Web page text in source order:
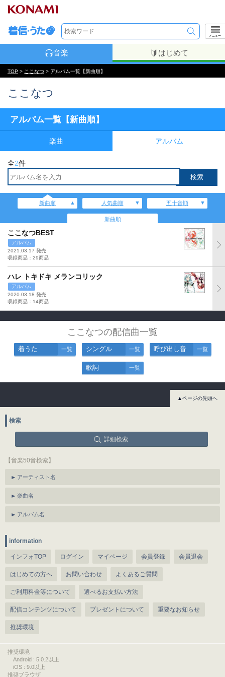
メニュー
音楽 はじめて
TOP > ここなつ > アルバム一覧【新曲順】
ここなつ
アルバム一覧【新曲順】
楽曲 アルバム
全2件
新曲順 人気曲順 五十音順
新曲順
ここなつBEST
アルバム
2021.03.17 発売
収録商品：29商品
ハレ トキドキ メランコリック
アルバム
2020.03.18 発売
収録商品：14商品
ここなつの配信曲一覧
着うた 一覧 シングル 一覧 呼び出し音 一覧
歌詞 一覧
▲ページの先頭へ
検索
詳細検索
【音楽50音検索】
アーティスト名
楽曲名
アルバム名
information
インフォTOP ログイン マイページ 会員登録 会員退会
はじめての方へ お問い合わせ よくあるご質問
ご利用料金等について 選べるお支払い方法
配信コンテンツについて プレゼントについて 重要なお知らせ
推奨環境
推奨環境
Android : 5.0.2以上
iOS : 9.0以上
推奨ブラウザ